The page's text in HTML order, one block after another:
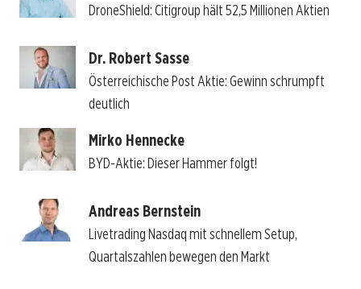
DroneShield: Citigroup hält 52,5 Millionen Aktien
Dr. Robert Sasse
Österreichische Post Aktie: Gewinn schrumpft
deutlich
Mirko Hennecke
BYD-Aktie: Dieser Hammer folgt!
Andreas Bernstein
Livetrading Nasdaq mit schnellem Setup,
Quartalszahlen bewegen den Markt